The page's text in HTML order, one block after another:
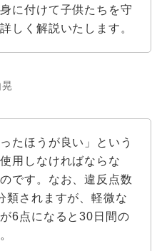
に付けて子供たちを守
しく解説いたします。
たほうが良い」という
用しなければならな
です。なお、違反点数
類されますが、軽微な
6点になると30日間の